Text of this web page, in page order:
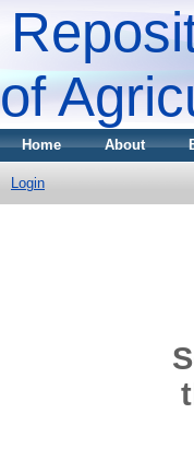
of
Home About
Login